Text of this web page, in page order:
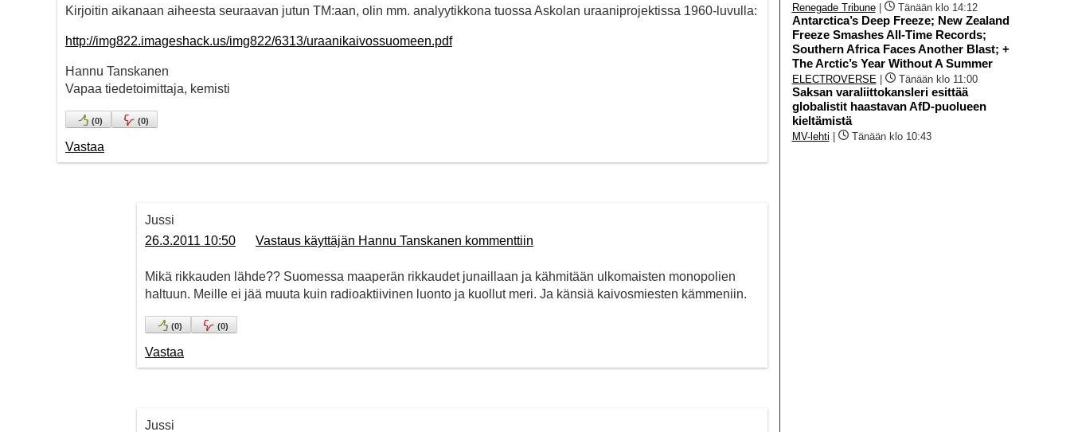
Kirjoitin aikanaan aiheesta seuraavan jutun TM:aan, olin mm. analyytikkona tuossa Askolan uraaniprojektissa 1960-luvulla:
http://img822.imageshack.us/img822/6313/uraanikaivossuomeen.pdf
Hannu Tanskanen
Vapaa tiedetoimittaja, kemisti
(0) (0)
Vastaa
Jussi
26.3.2011 10:50
Vastaus käyttäjän Hannu Tanskanen kommenttiin
Mikä rikkauden lähde?? Suomessa maaperän rikkaudet junaillaan ja kähmitään ulkomaisten monopolien
haltuun. Meille ei jää muuta kuin radioaktiivinen luonto ja kuollut meri. Ja känsiä kaivosmiesten kämmeniin.
(0) (0)
Vastaa
Jussi
Renegade Tribune| Tänään klo 14:12
Antarctica’s Deep Freeze; New Zealand
Freeze Smashes All-Time Records;
Southern Africa Faces Another Blast; +
The Arctic’s Year Without A Summer
ELECTROVERSE Tänään klo 11:00
Saksan varaliittokansleri esittää
globalistit haastavan AfD-puolueen
kieltämistä
MV-lehti Tänään klo 10:43